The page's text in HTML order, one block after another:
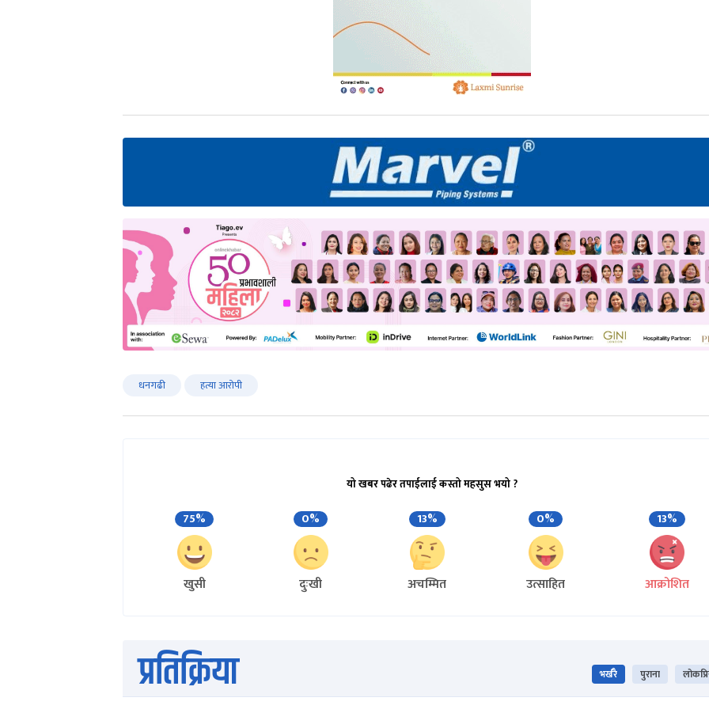
धनगढी हत्या आरोपी
यो खबर पढेर तपाईलाई कस्तो महसुस भयो ?
75%
खुसी
0%
दुःखी
13%
अचम्मित
0%
उत्साहित
13%
आक्रोशित
प्रतिक्रिया भर्खरै पुराना